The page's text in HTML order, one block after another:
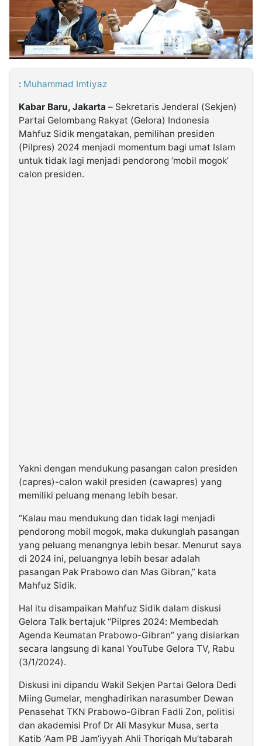
Kabarbaru
: Muhammad Imtiyaz
Kabar Baru, Jakarta – Sekretaris Jenderal (Sekjen)
Partai Gelombang Rakyat (Gelora) Indonesia
Mahfuz Sidik mengatakan, pemilihan presiden
(Pilpres) 2024 menjadi momentum bagi umat Islam
untuk tidak lagi menjadi pendorong ‘mobil mogok’
calon presiden.
Yakni dengan mendukung pasangan calon presiden
(capres)-calon wakil presiden (cawapres) yang
memiliki peluang menang lebih besar.
“Kalau mau mendukung dan tidak lagi menjadi
pendorong mobil mogok, maka dukunglah pasangan
yang peluang menangnya lebih besar. Menurut saya
di 2024 ini, peluangnya lebih besar adalah
pasangan Pak Prabowo dan Mas Gibran,” kata
Mahfuz Sidik.
Hal itu disampaikan Mahfuz Sidik dalam diskusi
Gelora Talk bertajuk “Pilpres 2024: Membedah
Agenda Keumatan Prabowo-Gibran” yang disiarkan
secara langsung di kanal YouTube Gelora TV, Rabu
(3/1/2024).
Diskusi ini dipandu Wakil Sekjen Partai Gelora Dedi
Miing Gumelar, menghadirikan narasumber Dewan
Penasehat TKN Prabowo-Gibran Fadli Zon, politisi
dan akademisi Prof Dr Ali Masykur Musa, serta
Katib ‘Aam PB Jam’iyyah Ahli Thoriqah Mu’tabarah